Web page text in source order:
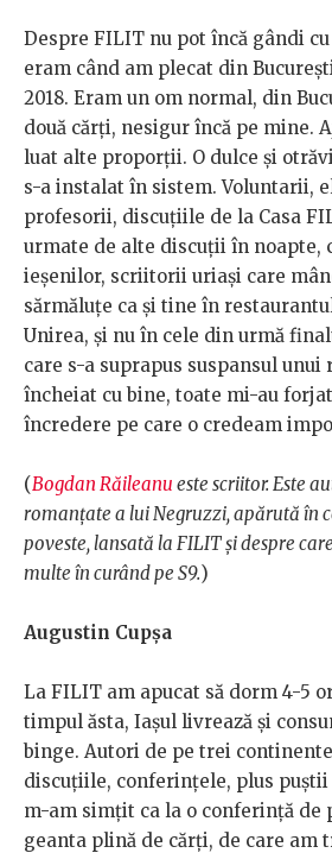
Despre FILIT nu pot încă gândi
eram când am plecat din
2018. Eram un om normal, din
două cărți, nesigur încă pe mine.
luat alte proporții. O dulce și
s-a instalat în sistem. Voluntarii,
profesorii, discuțiile de la Casa
urmate de alte discuții în noapte,
ieșenilor, scriitorii uriași care
sărmăluțe ca și tine în
Unirea, și nu în cele din urmă
care s-a suprapus suspansul unui
încheiat cu bine, toate mi-au
încredere pe care o credeam
(Bogdan Răileanu este scriitor. Este
romanțate a lui Negruzzi, apărută în
poveste, lansată la FILIT și despre
multe în curând pe S9.)
Augustin Cupșa
La FILIT am apucat să dorm 4-5
timpul ăsta, Iașul livrează și
binge. Autori de pe trei
discuțiile, conferințele, plus puștii
m-am simțit ca la o conferință de
geanta plină de cărți, de care am